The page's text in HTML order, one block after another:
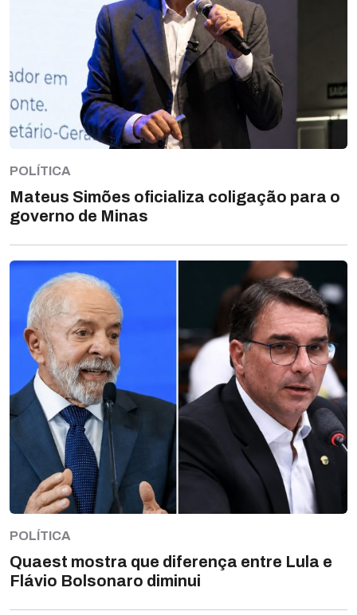
POLÍTICA
Mateus Simões oficializa coligação para o
governo de Minas
POLÍTICA
Quaest mostra que diferença entre Lula e
Flávio Bolsonaro diminui